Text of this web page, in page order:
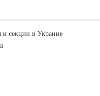
секции в Украине